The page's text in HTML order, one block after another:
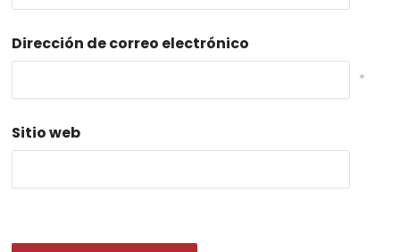
Dirección de correo electrónico
*
Sitio web